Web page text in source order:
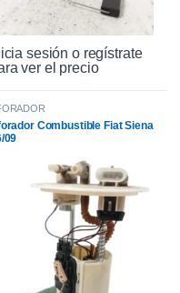
sesión o regístrate
ver el precio
Combustible Fiat Siena
09